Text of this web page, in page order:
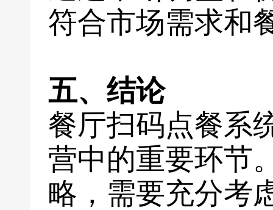
符合市场需求和
五、结论
餐厅扫码点餐系
营中的重要环节
略，需要充分考